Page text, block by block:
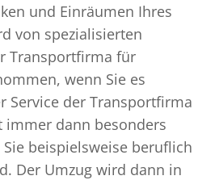
und Einräumen Ihres
von spezialisierten
Transportfirma für
wenn Sie es
Service der Transportfirma
immer dann besonders
beispielsweise beruflich
Der Umzug wird dann in